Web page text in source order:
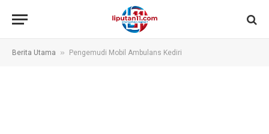
Berita Utama » Pengemudi Mobil Ambulans Kediri